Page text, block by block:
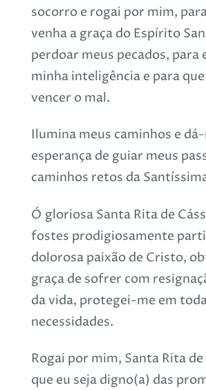
socorro e rogai por mim,
venha a graça do Espírito
perdoar meus pecados, para
minha inteligência e para
vencer o mal.
Ilumina meus caminhos e
esperança de guiar meus
caminhos retos da
Ó gloriosa Santa Rita de
fostes prodigiosamente
dolorosa paixão de Cristo,
graça de sofrer com
da vida, protegei-me em
necessidades.
Rogai por mim, Santa Rita
que eu seja digno(a) das